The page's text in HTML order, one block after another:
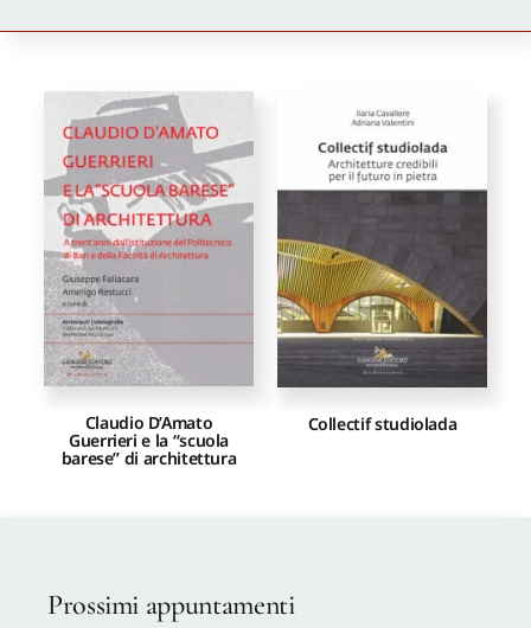
Autori
Proposte di pubblicazione
Gangemi Editore
Newsletter
Claudio D’Amato
Guerrieri e la “scuola
barese” di architettura
Collectif studiolada
Prossimi appuntamenti